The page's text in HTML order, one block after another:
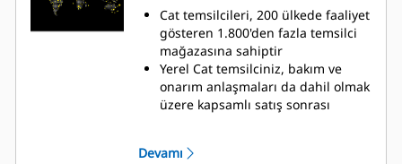
Cat temsilcileri, 200 ülkede faaliyet
gösteren 1.800'den fazla temsilci
mağazasına sahiptir
Yerel Cat temsilciniz, bakım ve
onarım anlaşmaları da dahil olmak
üzere kapsamlı satış sonrası
Devamı